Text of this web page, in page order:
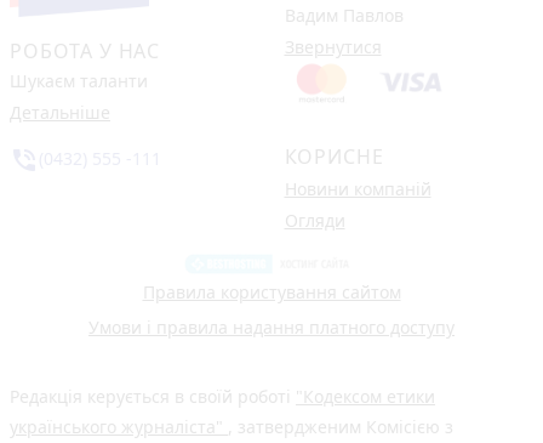
РОБОТА У НАС
Шукаєм таланти
Детальніше
Вадим Павлов
Звернутися
КОРИСНЕ
Новини компаній
Огляди
Правила користування сайтом
Умови і правила надання платного доступу
Редакція керується в своїй роботі "Кодексом етики
українського журналіста"
, затвердженим Комісією з